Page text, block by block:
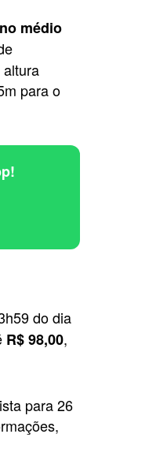
médio
altura
para o
do dia
R$ 98,00,
para 26